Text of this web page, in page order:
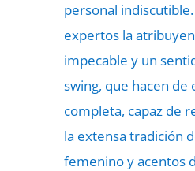
personal
expertos la
impecable y un
swing, que hacen de
completa, capaz de
la extensa tradición
femenino y acentos